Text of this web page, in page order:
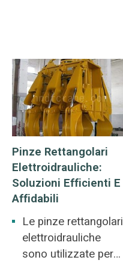
Grandi pezzi di
minerale, ghisa,
rottami di acciaio,
immondizia, polvere
di ferro, paglia,
scorie.
Pinze Rettangolari
Elettroidrauliche:
Soluzioni Efficienti E
Affidabili
Le pinze rettangolari
elettroidrauliche
sono utilizzate per